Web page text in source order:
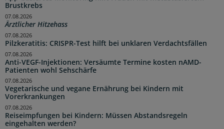
Brustkrebs
Ärztlicher Hitzehass
07.08.2026
Pilzkeratitis: CRISPR-Test hilft bei unklaren Verdachtsfällen
07.08.2026
Anti-VEGF-Injektionen: Versäumte Termine kosten nAMD-
Patienten wohl Sehschärfe
07.08.2026
Vegetarische und vegane Ernährung bei Kindern mit
Vorerkrankungen
07.08.2026
Reiseimpfungen bei Kindern: Müssen Abstandsregeln
eingehalten werden?
07.08.2026